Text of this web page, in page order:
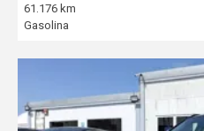
61.176 km
Gasolina